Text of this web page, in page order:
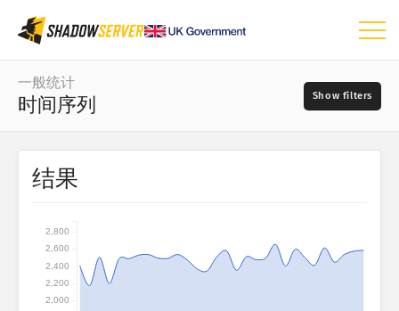
仪表板
一般统计
世界地图
区域地图
树形图
时间序列
可视化
一般统计
时间序列
日期范围
?
结果
2,000
2,200
2,400
2,600
2,800